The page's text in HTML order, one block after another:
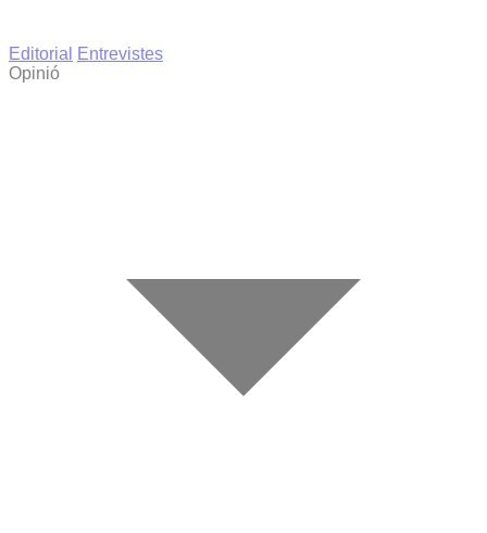
Editorial
Entrevistes
Opinió